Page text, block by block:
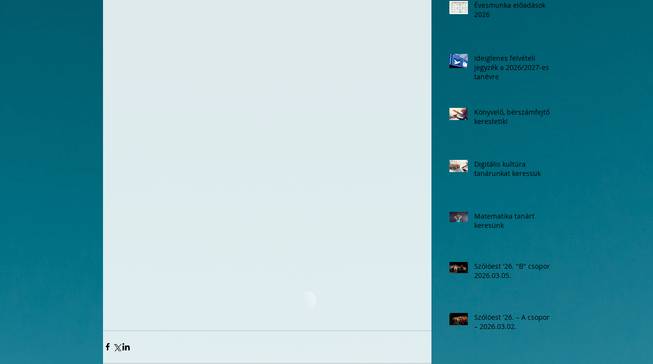
Évesmunka előadások
2026
Ideiglenes felvételi
jegyzék a 2026/2027-es
tanévre
Könyvelő, bérszámfejtő
kerestetik!
Digitális kultúra
tanárunkat keressük
Matematika tanárt
keresünk
Szólóest '26. "B" csoport,
2026.03.05.
Szólóest '26. – A csoport
– 2026.03.02.